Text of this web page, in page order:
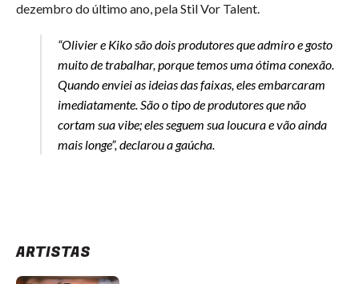
dezembro do último ano, pela Stil Vor Talent.
“Olivier e Kiko são dois produtores que admiro e gosto
muito de trabalhar, porque temos uma ótima conexão.
Quando enviei as ideias das faixas, eles embarcaram
imediatamente. São o tipo de produtores que não
cortam sua vibe; eles seguem sua loucura e vão ainda
mais longe”, declarou a gaúcha.
ARTISTAS